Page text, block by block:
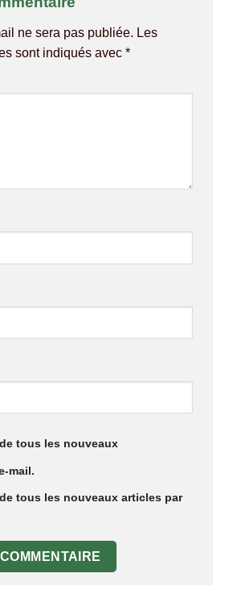
ne sera pas publiée. Les
sont indiqués avec *
tous les nouveaux
mail.
tous les nouveaux articles par